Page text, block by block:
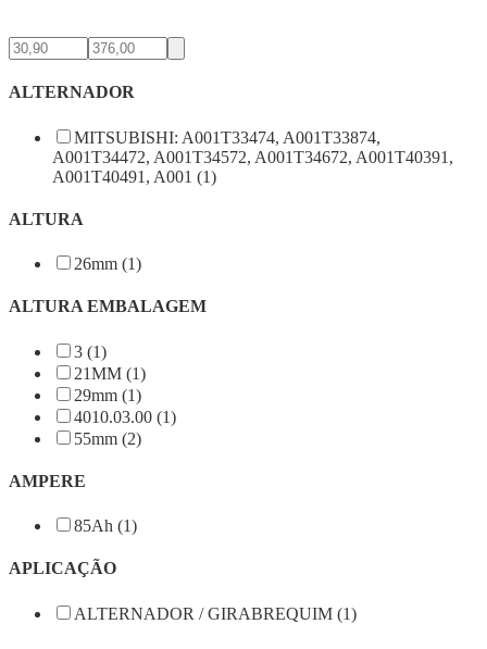
ALTERNADOR
MITSUBISHI: A001T33474, A001T33874,
A001T34472, A001T34572, A001T34672, A001T40391,
A001T40491, A001 (1)
ALTURA
26mm (1)
ALTURA EMBALAGEM
3 (1)
21MM (1)
29mm (1)
4010.03.00 (1)
55mm (2)
AMPERE
85Ah (1)
APLICAÇÃO
ALTERNADOR / GIRABREQUIM (1)